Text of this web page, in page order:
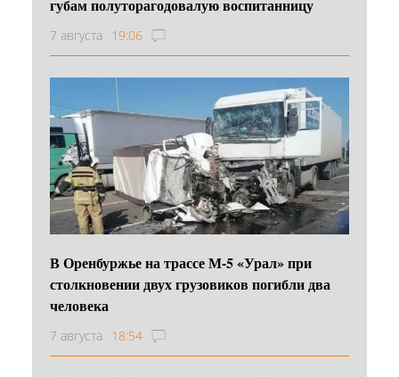
губам полуторагодовалую воспитанницу
7 августа 19:06
В Оренбуржье на трассе М-5 «Урал» при
столкновении двух грузовиков погибли два
человека
7 августа 18:54